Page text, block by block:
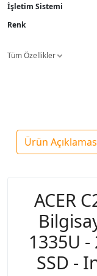
İşletim Sistemi
Renk
Tüm Özellikler
Ürün
ACER
1335U -
SSD -